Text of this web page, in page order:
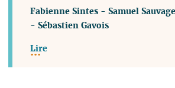
Fabienne Sintes -Samuel Sauvage
-Sébastien Gavois
Lire